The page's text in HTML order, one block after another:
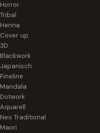
Horror
Tribal
Henna
Cover up
3D
Blackwork
Japanisch
Fineline
Mandala
Dotwork
Aquarell
Neo Traditional
Maori